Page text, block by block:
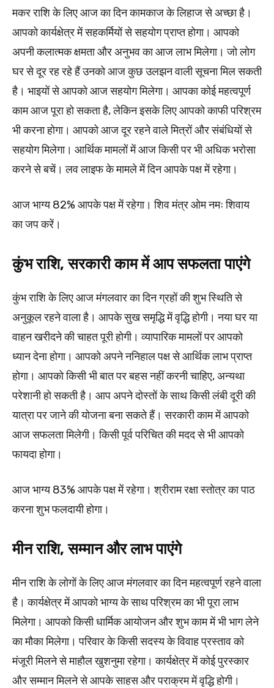
मकर राशि के लिए आज का दिन कामकाज के लिहाज से अच्छा है।
आपको कार्यक्षेत्र में सहकर्मियों से सहयोग प्राप्त होगा। आपको
अपनी कलात्मक क्षमता और अनुभव का आज लाभ मिलेगा। जो लोग
घर से दूर रह रहे हैं उनको आज कुछ उलझन वाली सूचना मिल सकती
है। भाइयों से आपको आज सहयोग मिलेगा। आपका कोई महत्वपूर्ण
काम आज पूरा हो सकता है, लेकिन इसके लिए आपको काफी परिश्रम
भी करना होगा। आपको आज दूर रहने वाले मित्रों और संबंधियों से
सहयोग मिलेगा। आर्थिक मामलों में आज किसी पर भी अधिक भरोसा
करने से बचें। लव लाइफ के मामले में दिन आपके पक्ष में रहेगा।
आज भाग्य 82% आपके पक्ष में रहेगा। शिव मंत्र ओम नमः शिवाय
का जप करें।
कुंभ राशि, सरकारी काम में आप सफलता पाएंगे
कुंभ राशि के लिए आज मंगलवार का दिन ग्रहों की शुभ स्थिति से
अनुकूल रहने वाला है। आपके सुख समृद्धि में वृद्धि होगी। नया घर या
वाहन खरीदने की चाहत पूरी होगी। व्यापारिक मामलों पर आपको
ध्यान देना होगा। आपको अपने ननिहाल पक्ष से आर्थिक लाभ प्राप्त
होगा। आपको किसी भी बात पर बहस नहीं करनी चाहिए, अन्यथा
परेशानी हो सकती है। आप अपने दोस्तों के साथ किसी लंबी दूरी की
यात्रा पर जाने की योजना बना सकते हैं। सरकारी काम में आपको
आज सफलता मिलेगी। किसी पूर्व परिचित की मदद से भी आपको
फायदा होगा।
आज भाग्य 83% आपके पक्ष में रहेगा। श्रीराम रक्षा स्तोत्र का पाठ
करना शुभ फलदायी होगा।
मीन राशि, सम्मान और लाभ पाएंगे
मीन राशि के लोगों के लिए आज मंगलवार का दिन महत्वपूर्ण रहने वाला
है। कार्यक्षेत्र में आपको भाग्य के साथ परिश्रम का भी पूरा लाभ
मिलेगा। आपको किसी धार्मिक आयोजन और शुभ काम में भी भाग लेने
का मौका मिलेगा। परिवार के किसी सदस्य के विवाह प्रस्ताव को
मंजूरी मिलने से माहौल खुशनुमा रहेगा। कार्यक्षेत्र में कोई पुरस्कार
और सम्मान मिलने से आपके साहस और पराक्रम में वृद्धि होगी।